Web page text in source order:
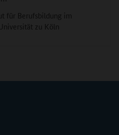
für Berufsbildung im
zu Köln